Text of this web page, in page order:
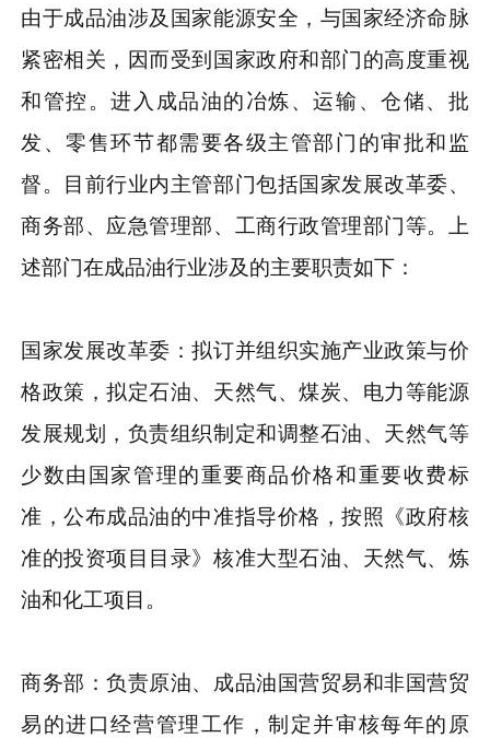
由于成品油涉及国家能源安全，与国家经济命脉
紧密相关，因而受到国家政府和部门的高度重视
和管控。进入成品油的冶炼、运输、仓储、批
发、零售环节都需要各级主管部门的审批和监
督。目前行业内主管部门包括国家发展改革委、
商务部、应急管理部、工商行政管理部门等。上
述部门在成品油行业涉及的主要职责如下：
国家发展改革委：拟订并组织实施产业政策与价
格政策，拟定石油、天然气、煤炭、电力等能源
发展规划，负责组织制定和调整石油、天然气等
少数由国家管理的重要商品价格和重要收费标
准，公布成品油的中准指导价格，按照《政府核
准的投资项目目录》核准大型石油、天然气、炼
油和化工项目。
商务部：负责原油、成品油国营贸易和非国营贸
易的进口经营管理工作，制定并审核每年的原